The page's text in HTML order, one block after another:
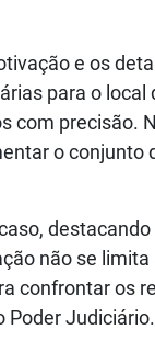
e os
para o local
com precisão.
o conjunto
destacando
não se limita
confrontar os
Poder Judiciário.